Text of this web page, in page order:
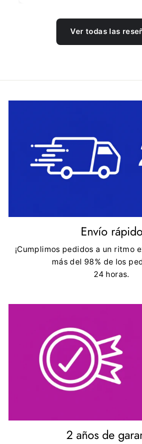
Ver todas las
Envío rápido
¡Cumplimos pedidos a un ritmo
más del 98% de los
24 horas.
2 años de